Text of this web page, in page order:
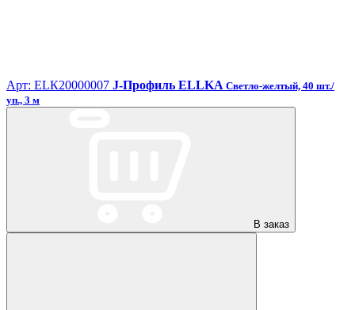
Арт: ЕLК20000007 J-Профиль ELLKA Светло-желтый, 40 шт./
уп., 3 м
В заказ